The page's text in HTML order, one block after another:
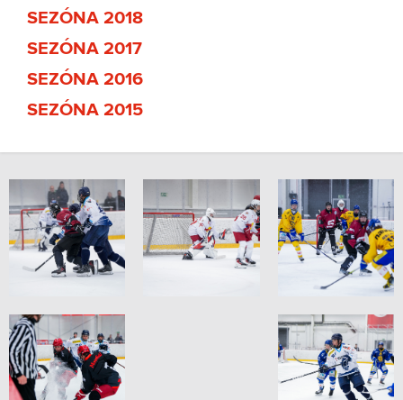
SEZÓNA 2018
SEZÓNA 2017
SEZÓNA 2016
SEZÓNA 2015